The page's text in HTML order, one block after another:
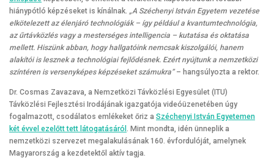
hiánypótló képzéseket is kínálnak. „A Széchenyi István Egyetem vezetése
elkötelezett az élenjáró technológiák – így például a kvantumtechnológia,
az űrtávközlés vagy a mesterséges intelligencia – kutatása és oktatása
mellett. Hiszünk abban, hogy hallgatóink nemcsak kiszolgálói, hanem
alakítói is lesznek a technológiai fejlődésnek. Ezért nyújtunk a nemzetközi
színtéren is versenyképes képzéseket számukra”– hangsúlyozta a rektor.
Dr. Cosmas Zavazava, a Nemzetközi Távközlési Egyesület (ITU)
Távközlési Fejlesztési Irodájának igazgatója videóüzenetében úgy
fogalmazott, csodálatos emlékeket őriz a Széchenyi István Egyetemen
két évvel ezelőtt tett látogatásáról
. Mint mondta, idén ünneplik a
nemzetközi szervezet megalakulásának 160. évfordulóját, amelynek
Magyarország a kezdetektől aktív tagja.